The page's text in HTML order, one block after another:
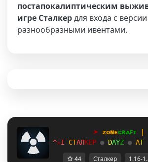
постапокалиптическим
игре Сталкердля входа с версии
разнообразными ивентами.
➤ ᴢᴏɴᴇᴄʀᴀꜰᴛ
W☠F СТАЛКЕР ● DAYZ ● АТ
44 Сталкер 1.16-